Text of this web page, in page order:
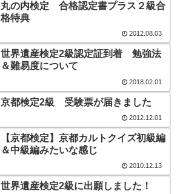
丸の内検定 合格認定書プラス２級合
格特典
2012.08.03
世界遺産検定2級認定証到着 勉強法
＆難易度について
2018.02.01
京都検定2級 受験票が届きました
2012.12.01
【京都検定】京都カルトクイズ初級編
＆中級編みたいな感じ
2010.12.13
世界遺産検定2級に出願しました！